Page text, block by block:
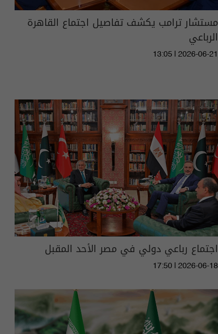
مستشار ترامب يكشف تفاصيل اجتماع القاهرة
الرباعي
13:05 | 2026-06-21
اجتماع رباعي دولي في مصر الأحد المقبل
17:50 | 2026-06-18